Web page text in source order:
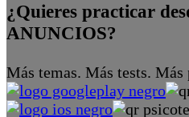
¿Quieres practicar
ANUNCIOS?
Más temas. Más tests.